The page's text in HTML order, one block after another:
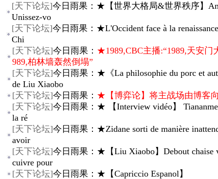
[天下论坛]今日雨果：★【世界大格局&世界秩序】
Unissez-vo
[天下论坛]今日雨果：★L'Occident face à la
Chi
[天下论坛]今日雨果： ★1989,CBC主播:“1989,天安门
989,柏林墙轰然倒塌”
[天下论坛]今日雨果：★《La philosophie du porc et
de Liu Xiaobo
[天下论坛]今日雨果： ★【博弈论】将主战场由博客
[天下论坛]今日雨果：★ 【Interview vidéo】
la ré
[天下论坛]今日雨果：★Zidane sorti de manière
avoir
[天下论坛]今日雨果：★【Liu Xiaobo】Debout chaise
cuivre pour
[天下论坛]今日雨果：★【Capriccio Espanol】